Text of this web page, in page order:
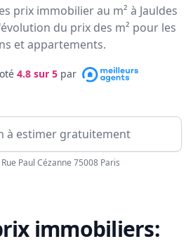
prix immobilier au m² à Jauldes
du prix des m² pour les
et appartements.
4.8 sur 5 par
Paul Cézanne 75008 Paris
immobiliers: